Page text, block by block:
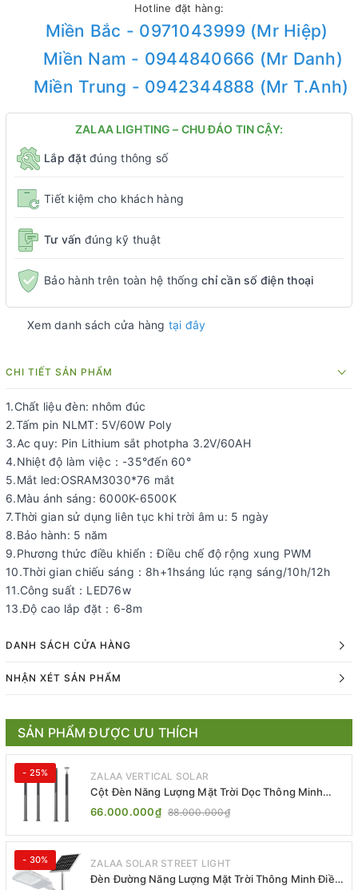
Hotline đặt hàng:
Miền Bắc - 0971043999 (Mr Hiệp)
Miền Nam - 0944840666 (Mr Danh)
Miền Trung - 0942344888 (Mr T.Anh)
ZALAA LIGHTING – CHU ĐÁO TIN CẬY:
Lắp đặtđúng thông số
Tiết kiệm cho khách hàng
Tư vấn đúng kỹ thuật
Bảo hành trên toàn hệ thống chỉ cần số điện thoại
Xem danh sách cửa hàng tại đây
CHI TIẾT SẢN PHẨM
1.Chất liệu đèn: nhôm đúc
2.Tấm pin NLMT: 5V/60W Poly
3.Ac quy: Pin Lithium sắt photpha 3.2V/60AH
4.Nhiệt độ làm việc：-35°đến 60°
5.Mắt led:OSRAM3030*76 mắt
6.Màu ánh sáng: 6000K-6500K
7.Thời gian sử dụng liên tục khi trời âm u: 5 ngày
8.Bảo hành: 5 năm
9.Phương thức điều khiển：Điều chế độ rộng xung PWM
10.Thời gian chiếu sáng：8h+1hsáng lúc rạng sáng/10h/12h
11.Công suất：LED76w
13.Độ cao lắp đặt：6-8m
DANH SÁCH CỬA HÀNG
NHẬN XÉT SẢN PHẨM
SẢN PHẨM ĐƯỢC ƯU THÍCH
- 25% ZALAA VERTICAL SOLAR
Cột Đèn Năng Lượng Mặt Trời Dọc Thông Minh
ZSR-YYDS-360 | ZALAA Jsc
66.000.000₫ 88.000.000₫
- 30% ZALAA SOLAR STREET LIGHT
Đèn Đường Năng Lượng Mặt Trời Thông Minh Điều